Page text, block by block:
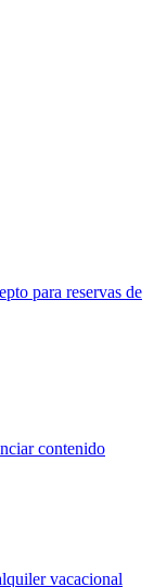
para reservas de
contenido
vacacional